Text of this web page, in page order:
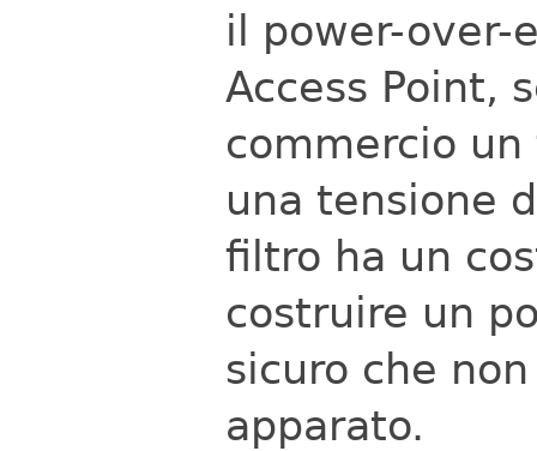
il power-over-
Access Point,
commercio
una tensione
filtro ha un
costruire un
sicuro che
apparato.